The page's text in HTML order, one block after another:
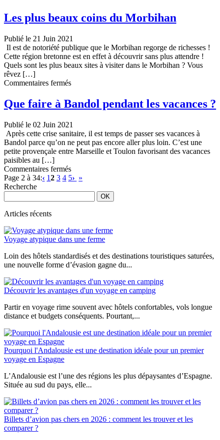
des
en
Normandie
Les plus beaux coins du Morbihan
Publié le 21 Juin 2021
Il est de notoriété publique que le Morbihan regorge de richesses !
Cette région bretonne est en effet à découvrir sans plus attendre !
Quels sont les plus beaux sites à visiter dans le Morbihan ? Vous
rêvez […]
Commentaires ferméssur
plus
beaux
du
Morbihan
Que faire à Bandol pendant les vacances ?
Publié le 02 Juin 2021
Après cette crise sanitaire, il est temps de passer ses vacances à
Bandol parce qu’on ne peut pas encore aller plus loin. C’est une
petite provençale entre Marseille et Toulon favorisant des vacances
paisibles au […]
Commentaires ferméssur
Que
Bandol
vacances
?
Page 2 à 34:‹ 12 3 4 5› »
Recherche
Articles récents
Voyage atypique dans une ferme
Loin des hôtels standardisés et des destinations touristiques saturées,
une nouvelle forme d’évasion gagne du...
Découvrir les avantages d'un voyage en camping
Partir en voyage rime souvent avec hôtels confortables, vols longue
distance et budgets conséquents. Pourtant,...
Pourquoi l'Andalousie est une destination idéale pour un premier
voyage en Espagne
L’Andalousie est l’une des régions les plus dépaysantes d’Espagne.
Située au sud du pays, elle...
Billets d’avion pas chers en 2026 : comment les trouver et les
comparer ?